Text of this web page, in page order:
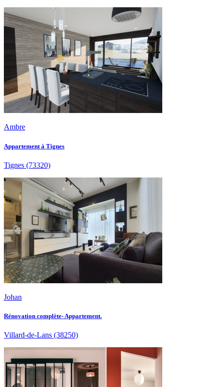
Ambre
Appartement à Tignes
Tignes (73320)
Johan
Rénovation complète- Appartement.
Villard-de-Lans (38250)